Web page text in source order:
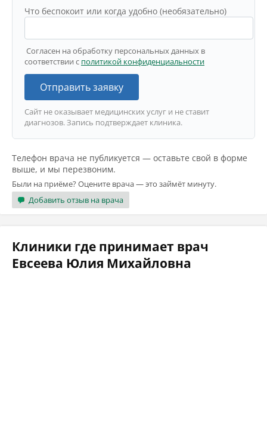
Что беспокоит или когда удобно (необязательно)
Согласен на обработку персональных данных в
соответствии с политикой конфиденциальности
Отправить заявку
Сайт не оказывает медицинских услуг и не ставит
диагнозов. Запись подтверждает клиника.
Телефон врача не публикуется — оставьте свой в форме
выше, и мы перезвоним.
Были на приёме? Оцените врача — это займёт минуту.
Добавить отзыв на врача
Клиники где принимает врач
Евсеева Юлия Михайловна